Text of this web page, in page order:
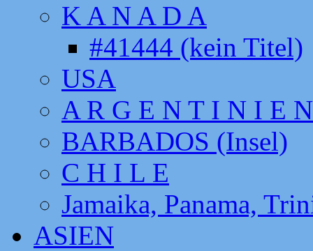
K A N A D A
#41444 (kein Titel)
USA
A R G E N T I N I E N
BARBADOS (Insel)
C H I L E
Jamaika, Panama,
ASIEN